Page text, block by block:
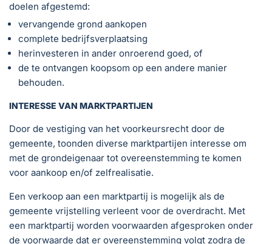
doelen afgestemd:
vervangende grond aankopen
complete bedrijfsverplaatsing
herinvesteren in ander onroerend goed, of
de te ontvangen koopsom op een andere manier
behouden.
INTERESSE VAN MARKTPARTIJEN
Door de vestiging van het voorkeursrecht door de
gemeente, toonden diverse marktpartijen interesse om
met de grondeigenaar tot overeenstemming te komen
voor aankoop en/of zelfrealisatie.
Een verkoop aan een marktpartij is mogelijk als de
gemeente vrijstelling verleent voor de overdracht. Met
een marktpartij worden voorwaarden afgesproken onder
de voorwaarde dat er overeenstemming volgt zodra de